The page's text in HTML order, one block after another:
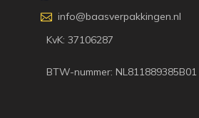
info@baasverpakkingen.nl
KvK: 37106287
BTW-nummer: NL811889385B01